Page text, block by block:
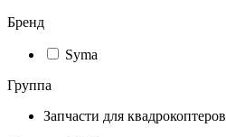
Бренд
Syma
Группа
Запчасти для квадрокоптеров